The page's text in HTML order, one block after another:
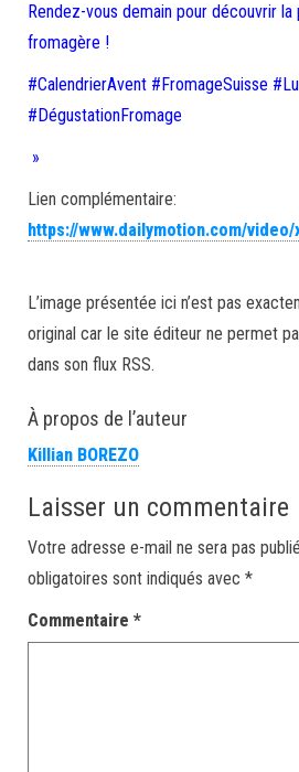
Rendez-vous demain pour découvrir la
fromagère !
#CalendrierAvent #FromageSuisse
#DégustationFromage
»
Lien complémentaire:
https://www.dailymotion.com/video/
L’image présentée ici n’est pas
original car le site éditeur ne permet
dans son flux RSS.
À propos de l’auteur
Killian BOREZO
Laisser un commentaire
Votre adresse e-mail ne sera pas
obligatoires sont indiqués avec *
Commentaire *